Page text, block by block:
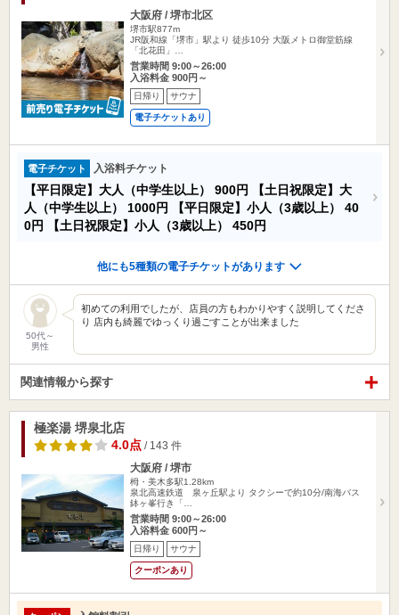
大阪府 / 堺市北区
堺市駅877m
JR阪和線「堺市」駅より 徒歩10分 大阪メトロ御堂筋線
「北花田」…
営業時間 9:00～26:00
入浴料金 900円～
日帰り サウナ
電子チケットあり
電子チケット 入浴料チケット
【平日限定】大人（中学生以上） 900円
【土日祝限定】大
人（中学生以上） 1000円 【平日限定】小人（3歳以上） 40
0円
【土日祝限定】小人（3歳以上） 450円
他にも5種類の電子チケットがあります
50代～
男性
初めての利用でしたが、店員の方もわかりやすく説明してくださ
り 店内も綺麗でゆっくり過ごすことが出来ました
関連情報から探す
極楽湯 堺泉北店
4.0点 / 143 件
大阪府 / 堺市
栂・美木多駅1.28km
泉北高速鉄道 泉ヶ丘駅より タクシーで約10分/南海バス
鉢ヶ峯行き「…
営業時間 9:00～26:00
入浴料金 600円～
日帰り サウナ
クーポンあり